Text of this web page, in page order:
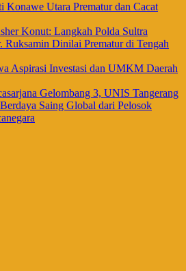
Konawe Utara Prematur dan Cacat
Konut: Langkah Polda Sultra
Ruksamin Dinilai Prematur di Tengah
Aspirasi Investasi dan UMKM Daerah
Gelombang 3, UNIS Tangerang
Saing Global dari Pelosok